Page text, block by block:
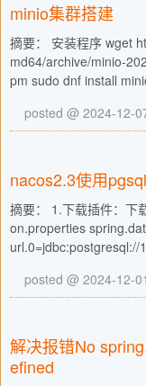
minio集群搭建
摘要： 安装程序 wget
md64/archive/minio-
pm sudo dnf install
posted @ 2024-12-
nacos2.3使用
摘要： 1.下载插件：下
on.properties
posted @ 2024-12-
解决报错No
efined